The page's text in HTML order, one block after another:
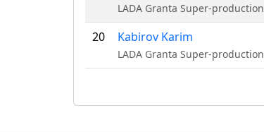
LADA Granta Super-production
20 Kabirov Karim
LADA Granta Super-production